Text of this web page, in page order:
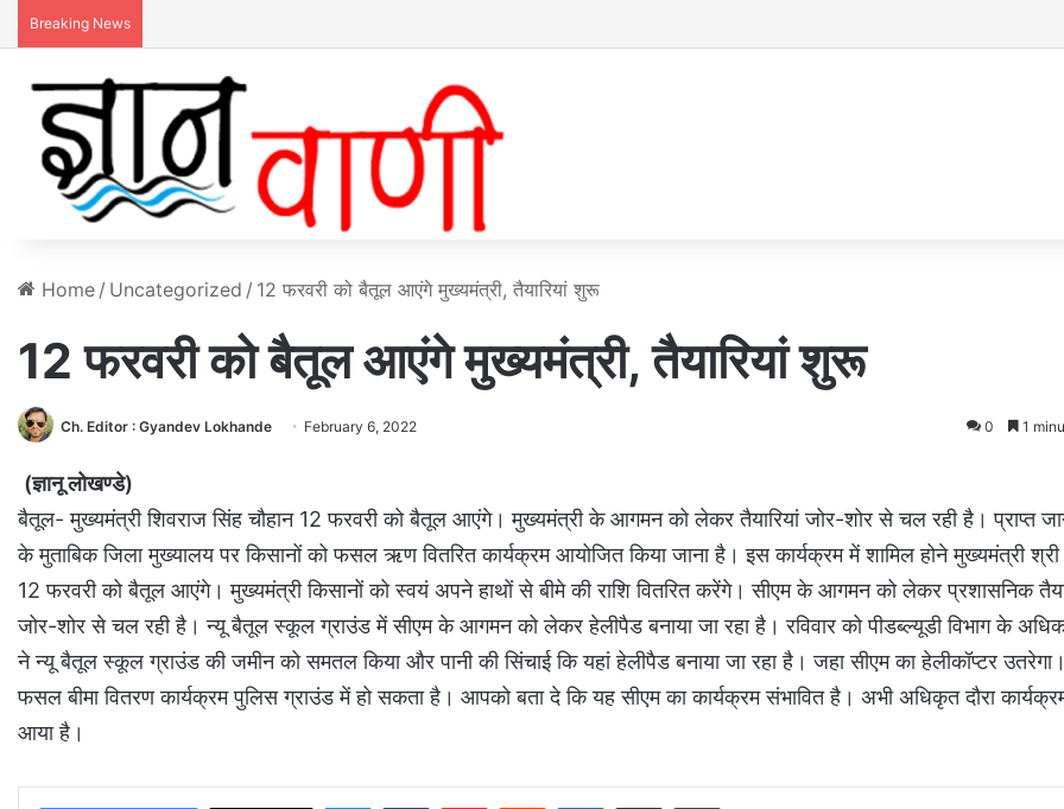
Breaking News
Home / Uncategorized / 12 फरवरी को बैतूल आएंगे मुख्यमंत्री, तैयारियां शुरू
12 फरवरी को बैतूल आएंगे मुख्यमंत्री, तैयारियां शुरू
Ch. Editor : Gyandev Lokhande February 6, 2022 0 1
(ज्ञानू लोखण्डे)
बैतूल- मुख्यमंत्री शिवराज सिंह चौहान 12 फरवरी को बैतूल आएंगे। मुख्यमंत्री के आगमन को लेकर तैयारियां जोर-शोर से चल रही है। प्राप्त
के मुताबिक जिला मुख्यालय पर किसानों को फसल ऋण वितरित कार्यक्रम आयोजित किया जाना है। इस कार्यक्रम में शामिल होने मुख्यमंत्री श्री
12 फरवरी को बैतूल आएंगे। मुख्यमंत्री किसानों को स्वयं अपने हाथों से बीमे की राशि वितरित करेंगे। सीएम के आगमन को लेकर प्रशासनिक
जोर-शोर से चल रही है। न्यू बैतूल स्कूल ग्राउंड में सीएम के आगमन को लेकर हेलीपैड बनाया जा रहा है। रविवार को पीडब्ल्यूडी विभाग के
ने न्यू बैतूल स्कूल ग्राउंड की जमीन को समतल किया और पानी की सिंचाई कि यहां हेलीपैड बनाया जा रहा है। जहा सीएम का हेलीकॉप्टर
फसल बीमा वितरण कार्यक्रम पुलिस ग्राउंड में हो सकता है। आपको बता दे कि यह सीएम का कार्यक्रम संभावित है। अभी अधिकृत दौरा
आया है।